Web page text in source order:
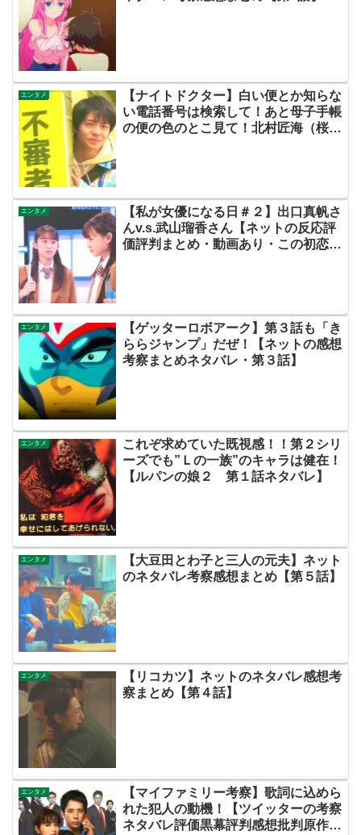
エンタメ
【ナイトドクター】白い便とか知らな
い電話番号は検索して！あと母子手帳
の便の色のとこ見て！北村匠海（桜庭
エンタメ
【私が女優になる日＃２】出口真帆さ
んv.s.武山瑠香さん【ネットの反応評
価評判まとめ・動画あり・この初恋は
エンタメ
【ゲッターロボアーク】第３話も「き
ららジャンプ」だぜ！【ネットの感想
考察まとめネタバレ・第３話】
エンタメ
これぞ求めていた既視感！！第２シリ
ーズでも”Ｌの一族”のキャラは健在！
【ルパンの娘２ 第１話ネタバレ】
エンタメ
【大豆田とわ子と三人の元夫】ネット
のネタバレ考察感想まとめ【第５話】
エンタメ
【リコカツ】ネットのネタバレ感想考
察まとめ【第４話】
エンタメ
【マイファミリー考察】歌詞に込めら
れた犯人の動機！【ツイッターの考察
ネタバレ評価黒幕評判感想批判原作犯